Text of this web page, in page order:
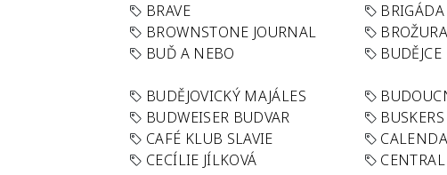
BRAVE
BRIGÁDA
BROWNSTONE JOURNAL
BROŽURA
BUĎ A NEBO
BUDĚJCE
BUDĚJOVICKÝ MAJÁLES
BUDWEISER BUDVAR
CAFÉ KLUB SLAVIE
CECÍLIE JÍLKOVÁ